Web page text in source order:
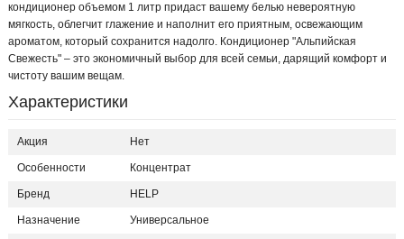
кондиционер объемом 1 литр придаст вашему белью невероятную
мягкость, облегчит глажение и наполнит его приятным, освежающим
ароматом, который сохранится надолго. Кондиционер "Альпийская
Свежесть" – это экономичный выбор для всей семьи, дарящий комфорт и
чистоту вашим вещам.
Характеристики
Акция Нет
Особенности Концентрат
Бренд HELP
Назначение Универсальное